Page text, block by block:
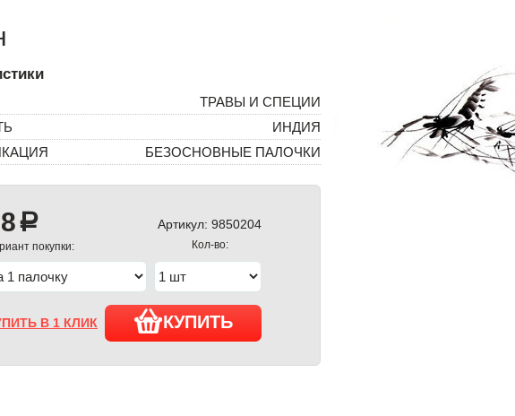
ТРАВЫ И СПЕЦИИ
ИНДИЯ
БЕЗОСНОВНЫЕ ПАЛОЧКИ
a
покупки:
Артикул: 9850204
Кол-во:
В 1 КЛИК КУПИТЬ